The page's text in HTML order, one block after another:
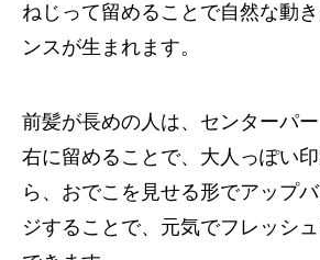
ねじって留めることで自然な動
ンスが生まれます。
前髪が長めの人は、センターパ
右に留めることで、大人っぽい
ら、おでこを見せる形でアップ
ジすることで、元気でフレッシ